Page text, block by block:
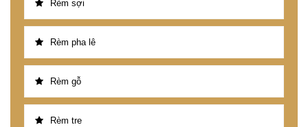
Rèm sợi
Rèm pha lê
Rèm gỗ
Rèm tre